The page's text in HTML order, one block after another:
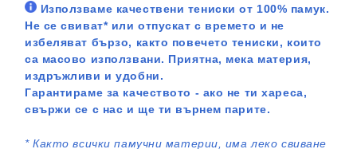
Използваме качествени тениски от 100% памук.
Не се свиват* или отпускат с времето и не
избеляват бързо, както повечето тениски, които
са масово използвани. Приятна, мека материя,
издръжливи и удобни.
Гарантираме за качеството - ако не ти хареса,
свържи се с нас и ще ти върнем парите.
*Както всички памучни материи, има леко свиване